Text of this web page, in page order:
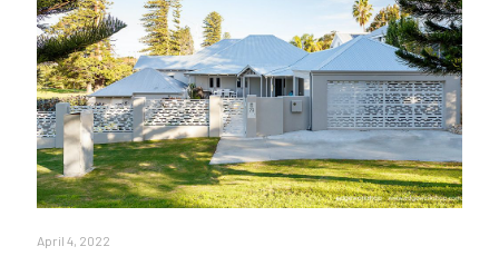
April 4, 2022